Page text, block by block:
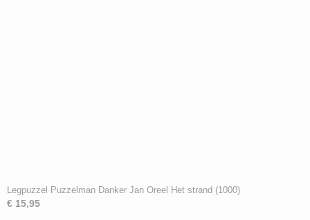
Legpuzzel Puzzelman Danker Jan Oreel Het strand (1000)
€ 15,95